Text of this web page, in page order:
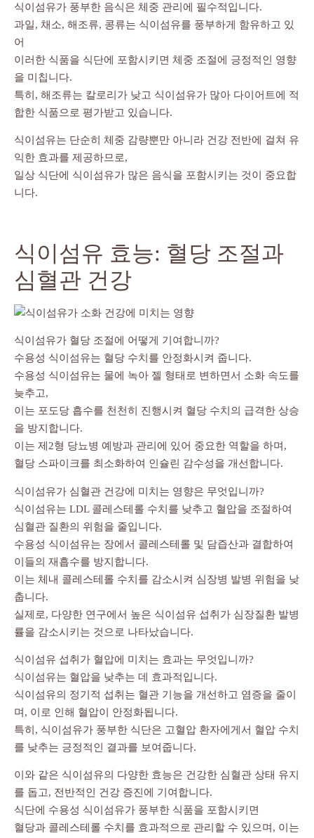
식이섬유가 풍부한 음식은 체중 관리에 필수적입니다.
과일, 채소, 해조류, 콩류는 식이섬유를 풍부하게 함유하고 있
어
이러한 식품을 식단에 포함시키면 체중 조절에 긍정적인 영향
을 미칩니다.
특히, 해조류는 칼로리가 낮고 식이섬유가 많아 다이어트에 적
합한 식품으로 평가받고 있습니다.
식이섬유는 단순히 체중 감량뿐만 아니라 건강 전반에 걸쳐 유
익한 효과를 제공하므로,
일상 식단에 식이섬유가 많은 음식을 포함시키는 것이 중요합
니다.
식이섬유 효능: 혈당 조절과
심혈관 건강
식이섬유가 혈당 조절에 어떻게 기여합니까?
수용성 식이섬유는 혈당 수치를 안정화시켜 줍니다.
수용성 식이섬유는 물에 녹아 젤 형태로 변하면서 소화 속도를
늦추고,
이는 포도당 흡수를 천천히 진행시켜 혈당 수치의 급격한 상승
을 방지합니다.
이는 제2형 당뇨병 예방과 관리에 있어 중요한 역할을 하며,
혈당 스파이크를 최소화하여 인슐린 감수성을 개선합니다.
식이섬유가 심혈관 건강에 미치는 영향은 무엇입니까?
식이섬유는 LDL 콜레스테롤 수치를 낮추고 혈압을 조절하여
심혈관 질환의 위험을 줄입니다.
수용성 식이섬유는 장에서 콜레스테롤 및 담즙산과 결합하여
이들의 재흡수를 방지합니다.
이는 체내 콜레스테롤 수치를 감소시켜 심장병 발병 위험을 낮
춥니다.
실제로, 다양한 연구에서 높은 식이섬유 섭취가 심장질환 발병
률을 감소시키는 것으로 나타났습니다.
식이섬유 섭취가 혈압에 미치는 효과는 무엇입니까?
식이섬유는 혈압을 낮추는 데 효과적입니다.
식이섬유의 정기적 섭취는 혈관 기능을 개선하고 염증을 줄이
며, 이로 인해 혈압이 안정화됩니다.
특히, 식이섬유가 풍부한 식단은 고혈압 환자에게서 혈압 수치
를 낮추는 긍정적인 결과를 보여줍니다.
이와 같은 식이섬유의 다양한 효능은 건강한 심혈관 상태 유지
를 돕고, 전반적인 건강 증진에 기여합니다.
식단에 수용성 식이섬유가 풍부한 식품을 포함시키면
혈당과 콜레스테롤 수치를 효과적으로 관리할 수 있으며, 이는